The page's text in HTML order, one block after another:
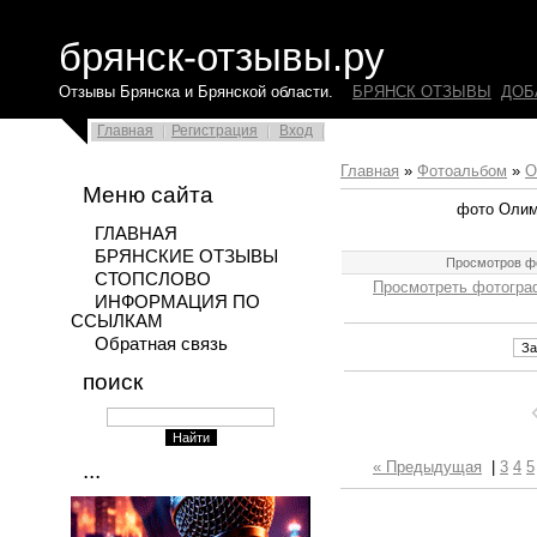
брянск-отзывы.ру
Отзывы Брянска и Брянской области. БРЯНСК ОТЗЫВЫ
Главная Регистрация Вход
Меню сайта
ГЛАВНАЯ
БРЯНСКИЕ ОТЗЫВЫ
СТОПСЛОВО
ИНФОРМАЦИЯ ПО
ССЫЛКАМ
Обратная связь
поиск
...
Главная » Фотоальбом »
фото
Просмотров
Просмотреть
« Предыдущая 3 4 5